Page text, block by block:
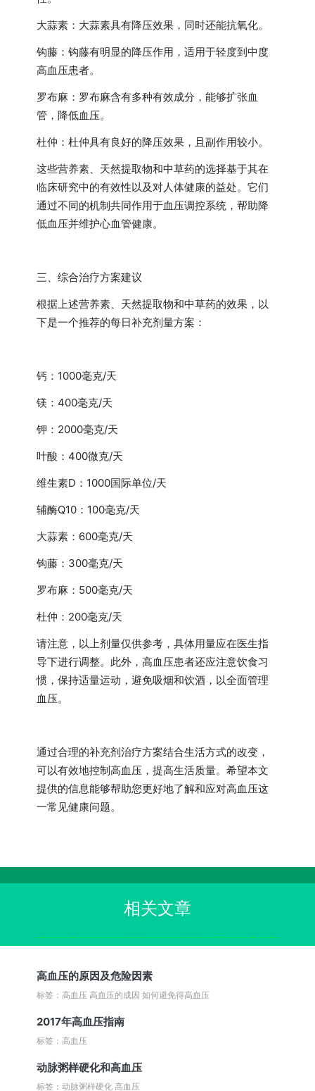
大蒜素：大蒜素具有降压效果，同时还能抗氧化。
钩藤：钩藤有明显的降压作用，适用于轻度到中度
高血压患者。
罗布麻：罗布麻含有多种有效成分，能够扩张血
管，降低血压。
杜仲：杜仲具有良好的降压效果，且副作用较小。
这些营养素、天然提取物和中草药的选择基于其在
临床研究中的有效性以及对人体健康的益处。它们
通过不同的机制共同作用于血压调控系统，帮助降
低血压并维护心血管健康。
三、综合治疗方案建议
根据上述营养素、天然提取物和中草药的效果，以
下是一个推荐的每日补充剂量方案：
钙：1000毫克/天
镁：400毫克/天
钾：2000毫克/天
叶酸：400微克/天
维生素D：1000国际单位/天
辅酶Q10：100毫克/天
大蒜素：600毫克/天
钩藤：300毫克/天
罗布麻：500毫克/天
杜仲：200毫克/天
请注意，以上剂量仅供参考，具体用量应在医生指
导下进行调整。此外，高血压患者还应注意饮食习
惯，保持适量运动，避免吸烟和饮酒，以全面管理
血压。
通过合理的补充剂治疗方案结合生活方式的改变，
可以有效地控制高血压，提高生活质量。希望本文
提供的信息能够帮助您更好地了解和应对高血压这
一常见健康问题。
相关文章
高血压的原因及危险因素
标签：高血压 高血压的成因 如何避免得高血压
2017年高血压指南
标签：高血压
动脉粥样硬化和高血压
标签：动脉粥样硬化 高血压